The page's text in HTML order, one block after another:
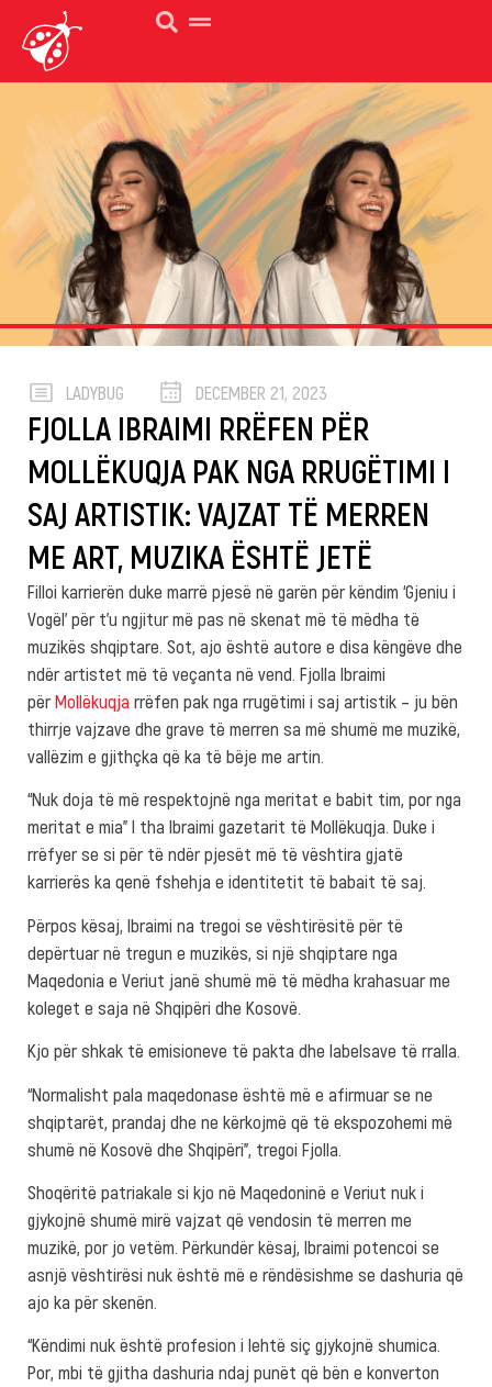
LADYBUG DECEMBER 21, 2023
FJOLLA IBRAIMI RRËFEN PËR
MOLLËKUQJA PAK NGA RRUGËTIMI I
SAJ ARTISTIK: VAJZAT TË MERREN
ME ART, MUZIKA ËSHTË JETË
Filloi karrierën duke marrë pjesë në garën për këndim ‘Gjeniu i
Vogël’ për t’u ngjitur më pas në skenat më të mëdha të
muzikës shqiptare. Sot, ajo është autore e disa këngëve dhe
ndër artistet më të veçanta në vend. Fjolla Ibraimi
përMollëkuqja rrëfen pak nga rrugëtimi i saj artistik – ju bën
thirrje vajzave dhe grave të merren sa më shumë me muzikë,
vallëzim e gjithçka që ka të bëje me artin.
“Nuk doja të më respektojnë nga meritat e babit tim, por nga
meritat e mia” I tha Ibraimi gazetarit të Mollëkuqja. Duke i
rrëfyer se si për të ndër pjesët më të vështira gjatë
karrierës ka qenë fshehja e identitetit të babait të saj.
Përpos kësaj, Ibraimi na tregoi se vështirësitë për të
depërtuar në tregun e muzikës, si një shqiptare nga
Maqedonia e Veriut janë shumë më të mëdha krahasuar me
koleget e saja në Shqipëri dhe Kosovë.
Kjo për shkak të emisioneve të pakta dhe labelsave të rralla.
“Normalisht pala maqedonase është më e afirmuar se ne
shqiptarët, prandaj dhe ne kërkojmë që të ekspozohemi më
shumë në Kosovë dhe Shqipëri”, tregoi Fjolla.
Shoqëritë patriakale si kjo në Maqedoninë e Veriut nuk i
gjykojnë shumë mirë vajzat që vendosin të merren me
muzikë, por jo vetëm. Përkundër kësaj, Ibraimi potencoi se
asnjë vështirësi nuk është më e rëndësishme se dashuria që
ajo ka për skenën.
“Këndimi nuk është profesion i lehtë siç gjykojnë shumica.
Por, mbi të gjitha dashuria ndaj punët që bën e konverton